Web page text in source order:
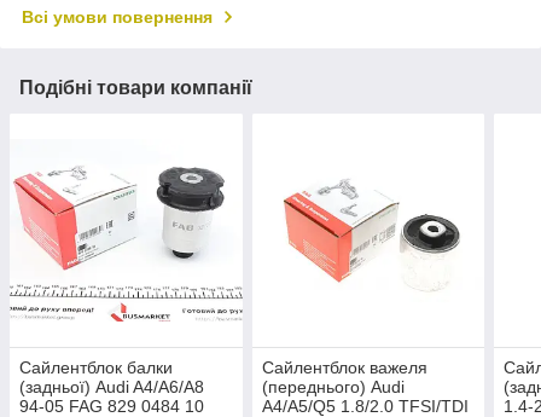
Всі умови повернення
Подібні товари компанії
Сайлентблок балки
(задньої) Audi A4/A6/A8
94-05 FAG 829 0484 10
Сайлентблок важеля
(переднього) Audi
A4/A5/Q5 1.8/2.0 TFSI/TDI
1.4-